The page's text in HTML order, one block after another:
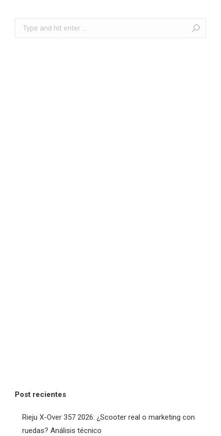
Search:
Post recientes
Rieju X-Over 357 2026: ¿Scooter real o marketing con
ruedas? Análisis técnico